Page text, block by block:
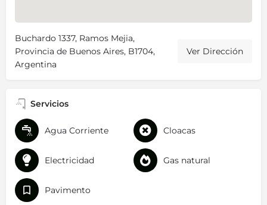
Buchardo 1337, Ramos Mejia,
Provincia de Buenos Aires, B1704,
Argentina
Ver Dirección
Servicios
Agua Corriente Cloacas
Electricidad Gas natural
Pavimento